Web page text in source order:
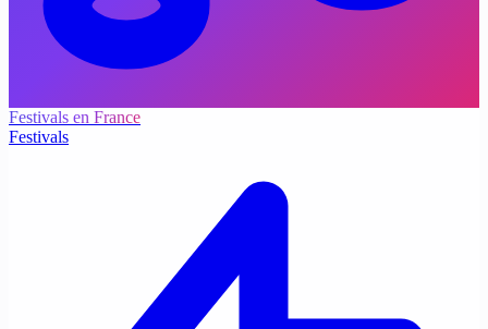
Festivals en France
Festivals